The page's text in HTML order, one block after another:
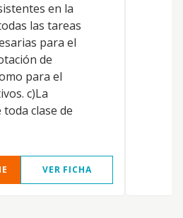
en la
las tareas
para el
de
para el
c)La
clase de
VER FICHA